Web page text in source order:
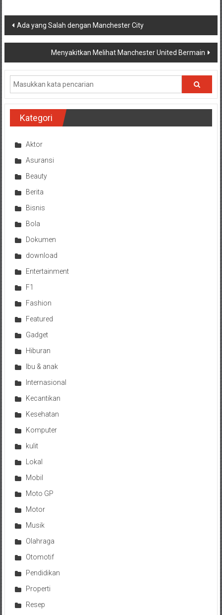
Navigasi
pos
Ada yang Salah dengan Manchester City
Menyakitkan Melihat Manchester United Bermain
Kategori
Aktor
Asuransi
Beauty
Berita
Bisnis
Bola
Dokumen
download
Entertainment
F1
Fashion
Featured
Gadget
Hiburan
Ibu & anak
Internasional
Kecantikan
Kesehatan
Komputer
kulit
Lokal
Mobil
Moto GP
Motor
Musik
Olahraga
Otomotif
Pendidikan
Properti
Resep